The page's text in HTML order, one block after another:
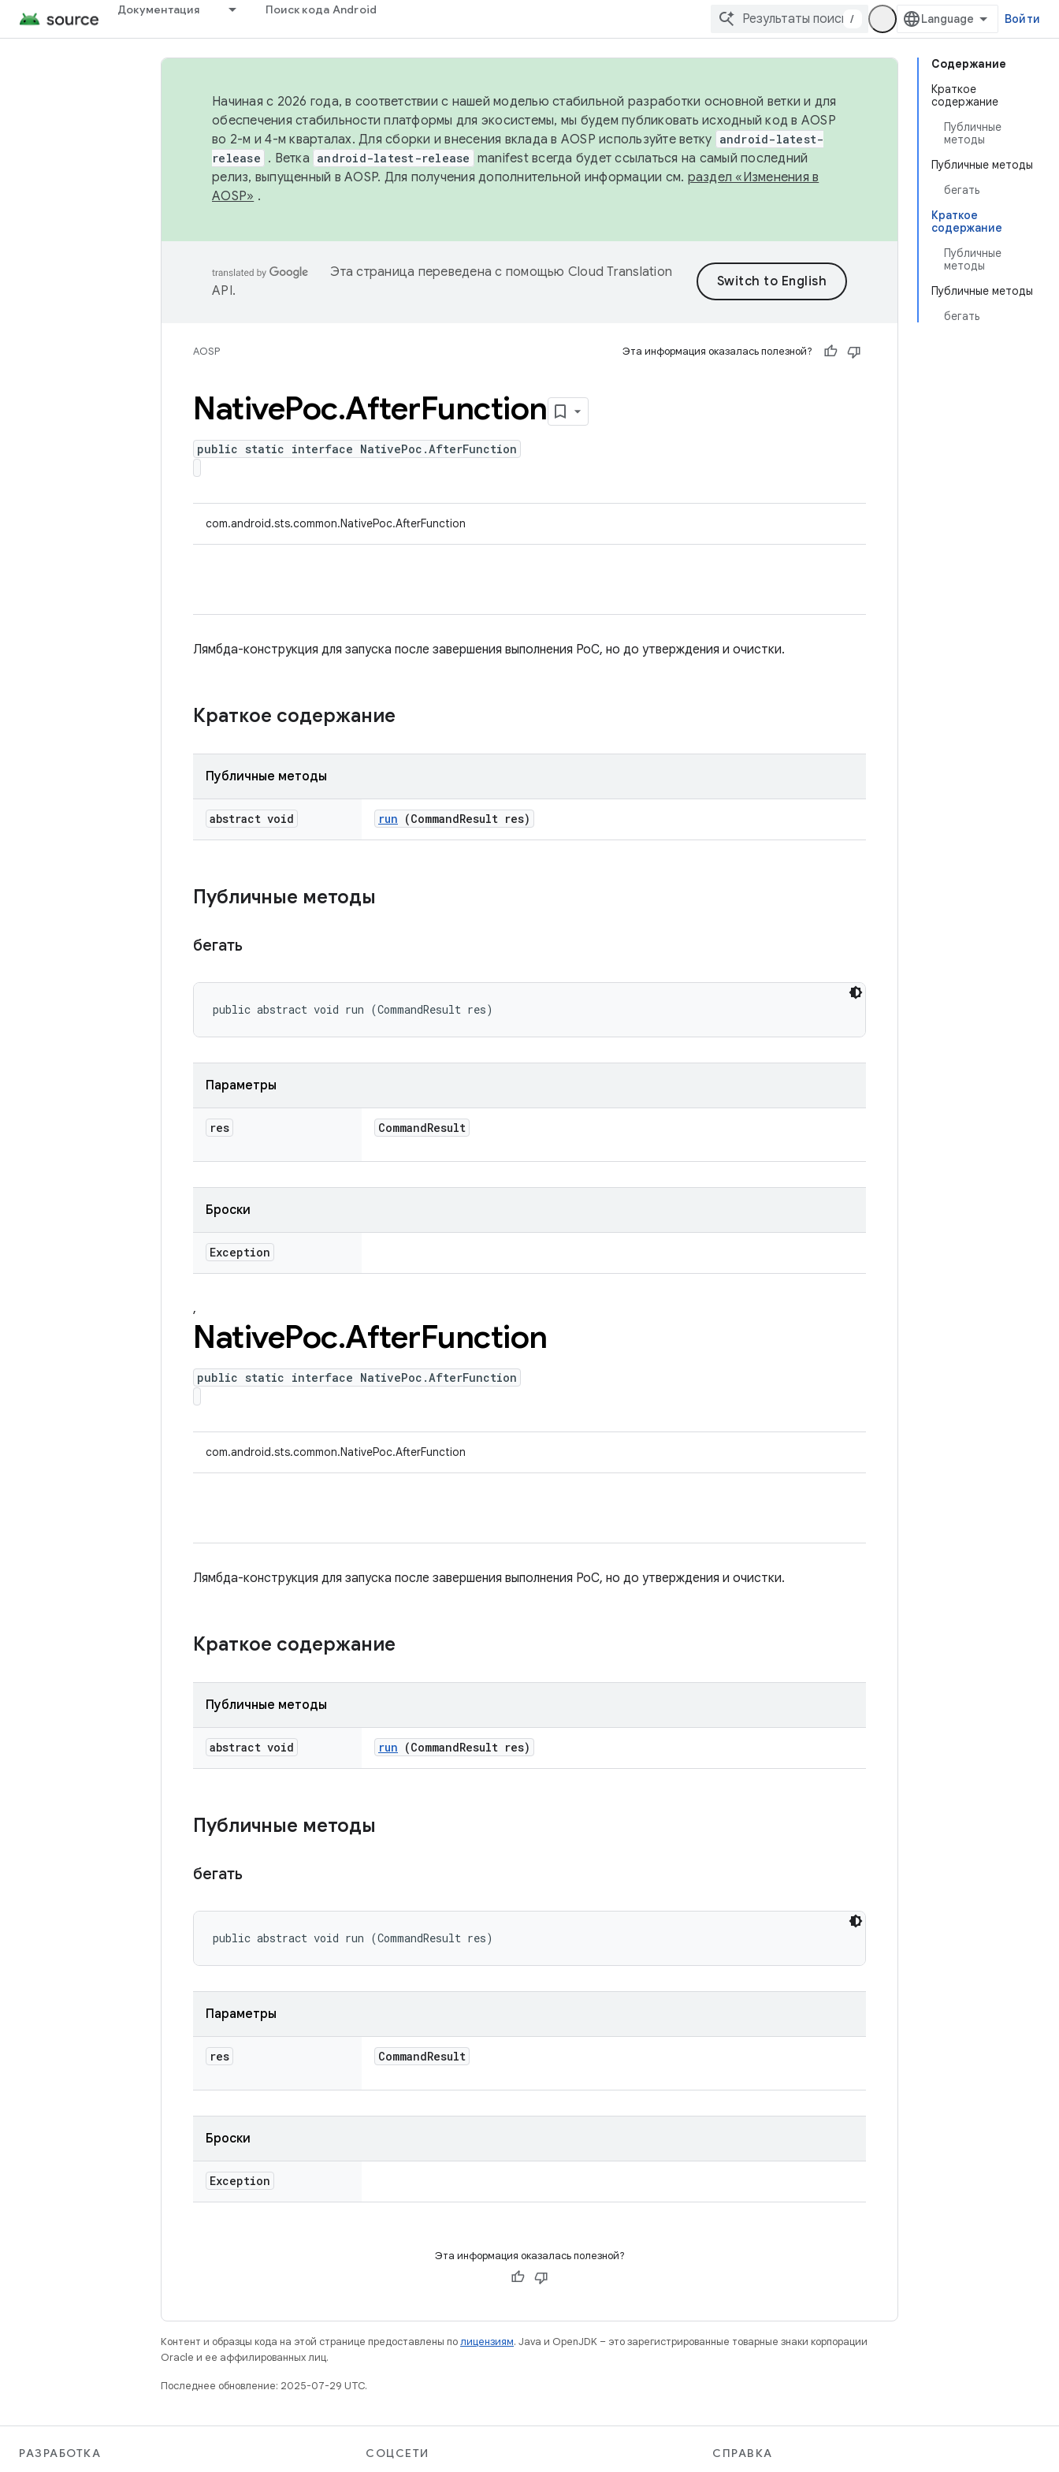
Документация Поиск кода Android
/ Войти
Содержание
Краткое
содержание
Публичные
методы
Публичные методы
бегать
Краткое
содержание
Публичные
методы
Публичные методы
бегать
Начиная с 2026 года, в соответствии с нашей моделью стабильной разработки основной ветки и для
обеспечения стабильности платформы для экосистемы, мы будем публиковать исходный код в AOSP
во 2-м и 4-м кварталах. Для сборки и внесения вклада в AOSP используйте ветку android-latest-
release . Ветка android-latest-release manifest всегда будет ссылаться на самый последний
релиз, выпущенный в AOSP. Для получения дополнительной информации см. раздел «Изменения в
AOSP» .
Эта страница переведена с помощью Cloud Translation
API.
AOSP Эта информация оказалась полезной?
NativePoc.AfterFunction
public static interface NativePoc.AfterFunction
com.android.sts.common.NativePoc.AfterFunction
Лямбда-конструкция для запуска после завершения выполнения PoC, но до утверждения и очистки.
Краткое содержание
Публичные методы
abstract void run (CommandResult res)
Публичные методы
бегать
public abstract void run (CommandResult res)
Параметры
res CommandResult
Броски
Exception
,
NativePoc.AfterFunction
public static interface NativePoc.AfterFunction
com.android.sts.common.NativePoc.AfterFunction
Лямбда-конструкция для запуска после завершения выполнения PoC, но до утверждения и очистки.
Краткое содержание
Публичные методы
abstract void run (CommandResult res)
Публичные методы
бегать
public abstract void run (CommandResult res)
Параметры
res CommandResult
Броски
Exception
Эта информация оказалась полезной?
Контент и образцы кода на этой странице предоставлены полицензиям. Java и OpenJDK – это зарегистрированные товарные знаки корпорации
Oracle и ее аффилированных лиц.
Последнее обновление: 2025-07-29 UTC.
РАЗРАБОТКА СОЦСЕТИ СПРАВКА